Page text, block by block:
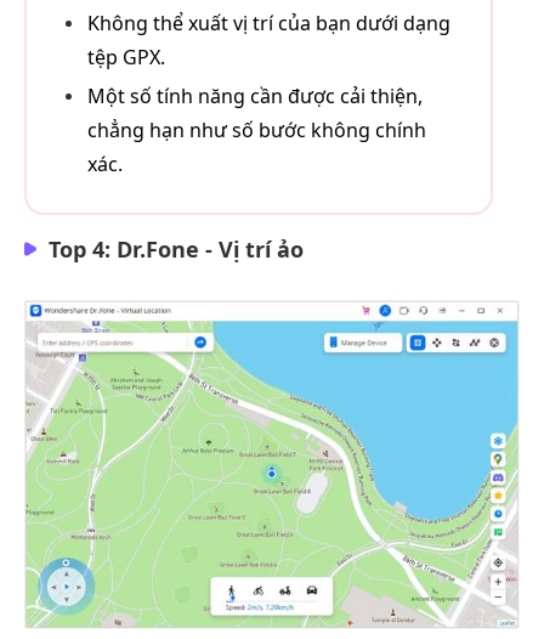
Không thể xuất vị trí của bạn dưới dạng
tệp GPX.
Một số tính năng cần được cải thiện,
chẳng hạn như số bước không chính
xác.
Top 4: Dr.Fone - Vị trí ảo